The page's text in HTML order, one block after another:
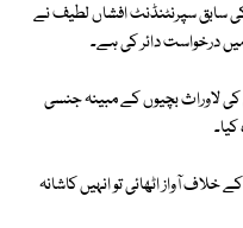
سابق سپرنٹنڈنٹ افشاں لطیف نے
درخواست دائر کی ہے۔
کی لاوراث بچیوں کے مبینہ جنسی
آواز اٹھائی تو انہیں کاشانہ